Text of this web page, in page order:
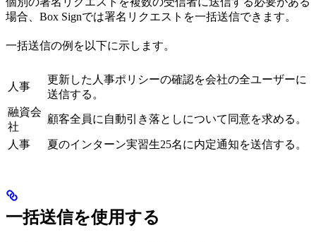
場合、Box Signでは署名リクエストを一括送信できます。
一括送信の例を以下に示します。
人事
更新した人事ポリシーの確認を会社の全ユーザーに
送信する。
融資会
社
顧客全員に自動引き落としについて同意を求める。
人事 夏のインターン実習生25名に内定通知を送信する。
一括送信を使用する